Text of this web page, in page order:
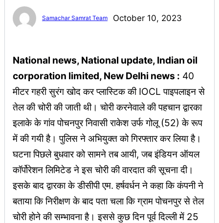
Samachar Samrat Team October 10, 2023
National news, National update, Indian oil
corporation limited, New Delhi news : 40
मीटर गहरी सुरंग खोद कर प्लास्टिक की IOCL पाइपलाइन से
तेल की चोरी की जाती थी। चोरी करनेवाले की पहचान द्वारका
इलाके के गांव पोचनपुर निवासी राकेश उर्फ गोलू (52) के रूप
में की गयी है। पुलिस ने अभियुक्त को गिरफ्तार कर लिया है।
घटना पिछले बुधवार को सामने तब आयी, जब इंडियन ऑयल
कॉर्पोरेशन लिमिटेड ने इस चोरी की वारदात की सूचना दी।
इसके बाद द्वारका के डीसीपी एम. हर्षवर्धन ने कहा कि कंपनी ने
बताया कि निरीक्षण के बाद पता चला कि ग्राम पोचनपुर से तेल
चोरी होने की सम्भावना है। इससे कुछ दिन पूर्व दिल्ली में 25